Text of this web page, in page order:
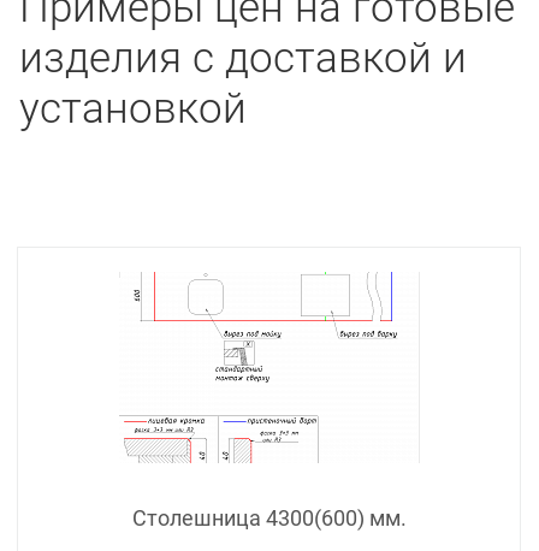
изделия с доставкой и
установкой
Столешница 4300(600) мм.